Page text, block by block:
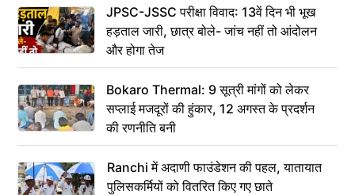
JPSC-JSSC परीक्षा विवाद: 13वें दिन भी भूख
हड़ताल जारी, छात्र बोले- जांच नहीं तो आंदोलन
और होगा तेज
Bokaro Thermal: 9 सूत्री मांगों को लेकर
सप्लाई मजदूरों की हुंकार, 12 अगस्त के प्रदर्शन
की रणनीति बनी
Ranchi में अदाणी फाउंडेशन की पहल, यातायात
पुलिसकर्मियों को वितरित किए गए छाते